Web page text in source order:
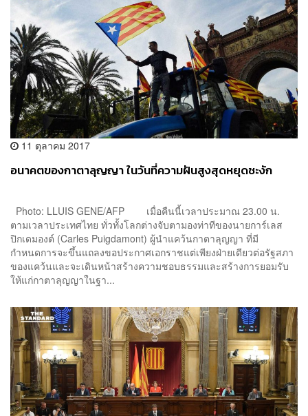
11 ตุลาคม 2017
อนาคตของกาตาลุญญา ในวันที่ความฝันสูงสุดหยุดชะงัก
Photo: LLUIS GENE/AFP เมื่อคืนนี้เวลาประมาณ 23.00 น.
ตามเวลาประเทศไทย ทั่วทั้งโลกต่างจับตามองท่าทีของนายการ์เลส
ปิกเดมองต์ (Carles Puigdamont) ผู้นำแคว้นกาตาลุญญา ที่มี
กำหนดการจะขึ้นแถลงขอประกาศเอกราชแต่เพียงฝ่ายเดียวต่อรัฐสภา
ของแคว้นและจะเดินหน้าสร้างความชอบธรรมและสร้างการยอมรับ
ให้แก่กาตาลุญญาในฐา...